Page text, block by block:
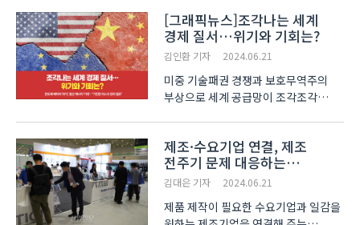
서울본부)는 20일 서울 상암동
DMC타워에서 중소기업인 200여 명이
참석한 가운데 ‘2024..
[그래픽뉴스]조각나는 세계
경제 질서…위기와 기회는?
김인환 기자 2024.06.21
미중 기술패권 경쟁과 보호무역주의
부상으로 세계 공급망이 조각조각
주요 산업의 경쟁구도도 바뀌는 추세다.
하나금융경영연구소가 19일 발간한
‘안보의 시대 주요 산업 ..
제조·수요기업 연결, 제조
전주기 문제 대응하는
‘제조거래센터’
김대은 기자 2024.06.21
제품 제작이 필요한 수요기업과 일감을